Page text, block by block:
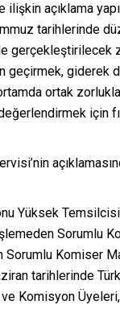
açıklama
tarihlerinde
gerçekleştirilecek
geçirmek, giderek
ortak
için
Yüksek
Sorumlu
Sorumlu Komiser
tarihlerinde
Komisyon